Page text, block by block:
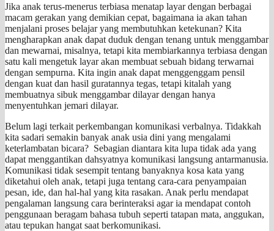
Jika anak terus-menerus terbiasa menatap layar dengan berbagai
macam gerakan yang demikian cepat, bagaimana ia akan tahan
menjalani proses belajar yang membutuhkan ketekunan? Kita
mengharapkan anak dapat duduk dengan tenang untuk menggambar
dan mewarnai, misalnya, tetapi kita membiarkannya terbiasa dengan
satu kali mengetuk layar akan membuat sebuah bidang terwarnai
dengan sempurna. Kita ingin anak dapat menggenggam pensil
dengan kuat dan hasil guratannya tegas, tetapi kitalah yang
membuatnya sibuk menggambar dilayar dengan hanya
menyentuhkan jemari dilayar.
Belum lagi terkait perkembangan komunikasi verbalnya. Tidakkah
kita sadari semakin banyak anak usia dini yang mengalami
keterlambatan bicara? Sebagian diantara kita lupa tidak ada yang
dapat menggantikan dahsyatnya komunikasi langsung antarmanusia.
Komunikasi tidak sesempit tentang banyaknya kosa kata yang
diketahui oleh anak, tetapi juga tentang cara-cara penyampaian
pesan, ide, dan hal-hal yang kita rasakan. Anak perlu mendapat
pengalaman langsung cara berinteraksi agar ia mendapat contoh
penggunaan beragam bahasa tubuh seperti tatapan mata, anggukan,
atau tepukan hangat saat berkomunikasi.